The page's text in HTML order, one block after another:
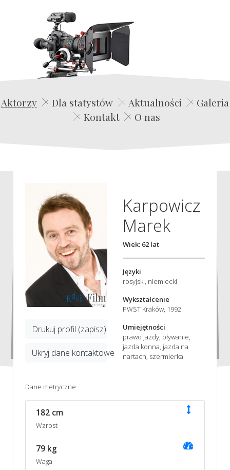
Edwin Film Agencja Aktorska
Aktorzy Dla statystów Aktualności
Galeria
Kontakt
O nas
Drukuj profil (zapisz)
Ukryj dane kontaktowe
Karpowicz
Marek
Wiek: 62 lat
Języki
rosyjski, niemiecki
Wykształcenie
PWST Kraków, 1992
Umiejętności
prawo jazdy, pływanie,
jazda konna, jazda na
nartach, szermierka
Dane metryczne
182 cm
Wzrost
79 kg
Waga